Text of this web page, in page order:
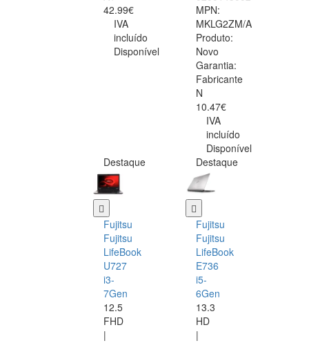
42.99€
IVA
incluído
Disponível
MPN:
MKLG2ZM/A
Produto:
Novo
Garantia:
Fabricante
N
10.47€
IVA
incluído
Disponível
Destaque
Fujitsu
Fujitsu
LifeBook
U727
i3-
7Gen
12.5
FHD
|
Destaque
Fujitsu
Fujitsu
LifeBook
E736
i5-
6Gen
13.3
HD
|